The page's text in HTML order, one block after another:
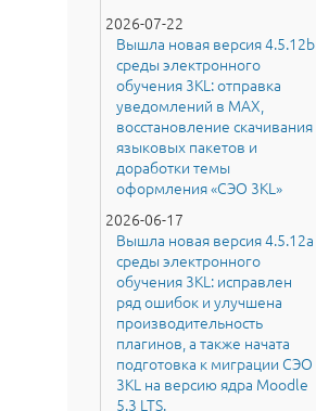
2026-07-22
Вышла новая версия 4.5.12b
среды электронного
обучения 3KL: отправка
уведомлений в MAX,
восстановление скачивания
языковых пакетов и
доработки темы
оформления «СЭО 3KL»
2026-06-17
Вышла новая версия 4.5.12a
среды электронного
обучения 3KL: исправлен
ряд ошибок и улучшена
производительность
плагинов, а также начата
подготовка к миграции СЭО
3KL на версию ядра Moodle
5.3 LTS.